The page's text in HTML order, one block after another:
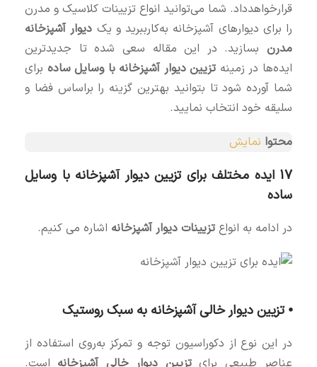
قرارخواهدداد. شما می‌توانید انواع تزیینات کلاسیک و مدرن
را برای دیوارهای آشپزخانه به‌کارببرید و یک دیوار آشپزخانه
مدرن بسازید. در این مقاله سعی شده تا جدیدترین
ایده‌ها در زمینه تزیین دیوار آشپزخانه با وسایل ساده برای
شما آورده‌ شود تا بتوانید بهترین گزینه را براساس فضا و
سلیقه خود انتخاب نمایید.
محتوا نمایش
17 ایده‌ مختلف برای تزیین دیوار آشپزخانه با وسایل
ساده
در ادامه به انواع تزیینات دیوار آشپزخانه اشاره می کنیم.
⦁ تزیین دیوار خالی آشپزخانه به سبک روستیک
در این نوع از دکوراسیون توجه و تمرکز به‌روی استفاده از
عناصر طبیعی برایتزیین دیوار خالی آشپزخانه است.